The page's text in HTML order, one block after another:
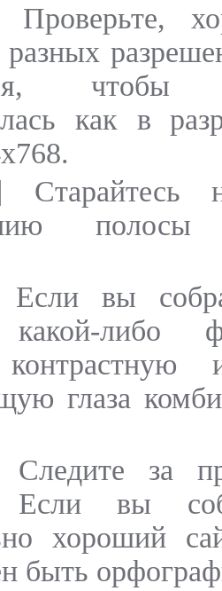
Проверьте,
разных
как в
Старайтесь
полосы
вы
какой-либо
контрастную
глаза
за
Если вы
хороший
быть